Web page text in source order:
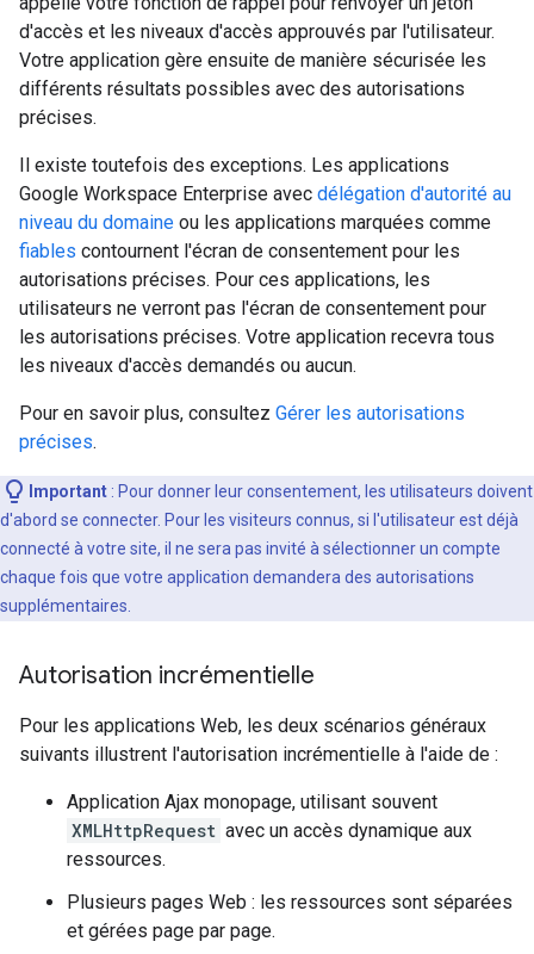
d'accès et les niveaux d'accès approuvés par l'utilisateur.
Votre application gère ensuite de manière sécurisée les
différents résultats possibles avec des autorisations
précises.
Il existe toutefois des exceptions. Les applications
Google Workspace Enterprise avec délégation d'autorité au
niveau du domaine ou les applications marquées comme
fiables contournent l'écran de consentement pour les
autorisations précises. Pour ces applications, les
utilisateurs ne verront pas l'écran de consentement pour
les autorisations précises. Votre application recevra tous
les niveaux d'accès demandés ou aucun.
Pour en savoir plus, consultez Gérer les autorisations
précises.
Important : Pour donner leur consentement, les utilisateurs doivent
d'abord se connecter. Pour les visiteurs connus, si l'utilisateur est déjà
connecté à votre site, il ne sera pas invité à sélectionner un compte
chaque fois que votre application demandera des autorisations
supplémentaires.
Autorisation incrémentielle
Pour les applications Web, les deux scénarios généraux
suivants illustrent l'autorisation incrémentielle à l'aide de :
Application Ajax monopage, utilisant souvent
XMLHttpRequest avec un accès dynamique aux
ressources.
Plusieurs pages Web : les ressources sont séparées
et gérées page par page.